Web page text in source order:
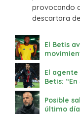
provocando
descartara
El Betis
El
Betis:
Posible
último